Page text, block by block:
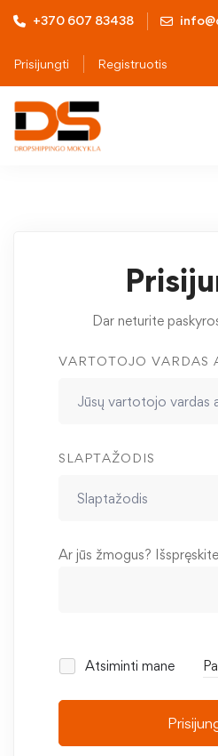
+370 607 83438
Prisijungti Registruotis
Dar neturite
VARTOTOJO VARDAS
SLAPTAŽODIS
Ar jūs žmogus?
Atsiminti mane